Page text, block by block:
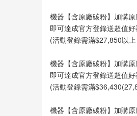
機器【含原廠碳粉】加購
即可達成官方登錄送超值好
(活動登錄需滿$27,850以
機器【含原廠碳粉】加購
即可達成官方登錄送超值好
(活動登錄需滿
機器【含原廠碳粉】加購